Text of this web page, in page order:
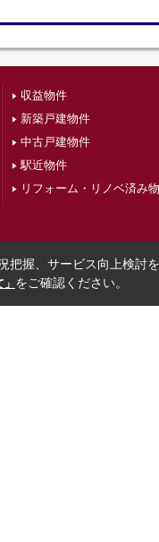
収益物件
新築戸建物件
中古戸建物件
駅近物件
リフォーム・リノベ済み
把握、サービス向上検討
をご確認ください。